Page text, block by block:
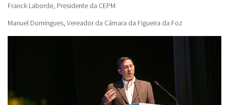
Franck Laborde, Presidente da CEPM
Manuel Domingues, Vereador da Câmara da Figueira da Foz